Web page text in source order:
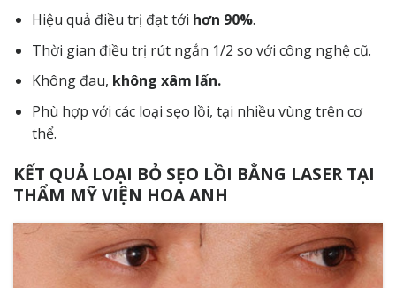
Hiệu quả điều trị đạt tới hơn 90%.
Thời gian điều trị rút ngắn 1/2 so với công nghệ cũ.
Không đau, không xâm lấn.
Phù hợp với các loại sẹo lồi, tại nhiều vùng trên cơ
thể.
KẾT QUẢ LOẠI BỎ SẸO LỒI BẰNG LASER TẠI
THẨM MỸ VIỆN HOA ANH